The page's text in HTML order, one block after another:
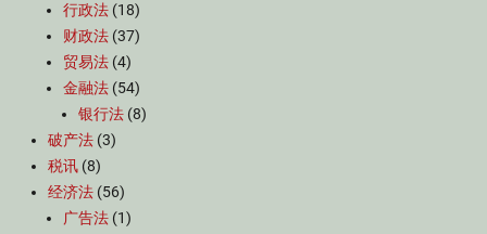
行政法 (18)
财政法 (37)
贸易法 (4)
金融法 (54)
银行法 (8)
破产法 (3)
税讯 (8)
经济法 (56)
广告法 (1)